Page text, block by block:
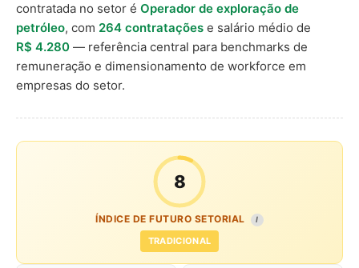
contratada no setor é Operador de exploração de
petróleo, com 264 contratações e salário médio de
R$ 4.280 — referência central para benchmarks de
remuneração e dimensionamento de workforce em
empresas do setor.
8
ÍNDICE DE FUTURO SETORIAL I
TRADICIONAL